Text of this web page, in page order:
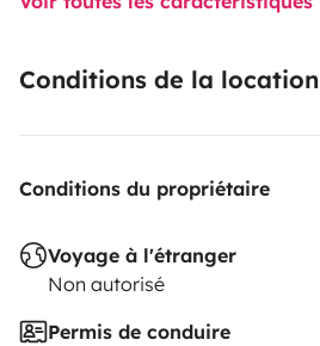
Conditions de la location
Conditions du propriétaire
Voyage à l'étranger
Non autorisé
Permis de conduire